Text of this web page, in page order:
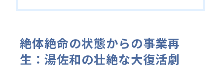
絶体絶命の状態からの事業再
生：湯佐和の壮絶な大復活劇